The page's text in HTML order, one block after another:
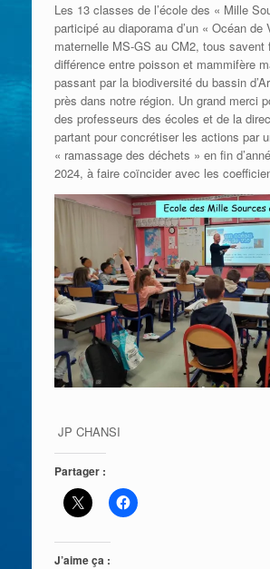
Les 13 classes de l’école des « Mille
participé au diaporama d’un « Océan de
maternelle MS-GS au CM2, tous savent
différence entre poisson et mammifère
passant par la biodiversité du bassin
près dans notre région. Un grand merci
des professeurs des écoles et de la
partant pour concrétiser les actions par
« ramassage des déchets » en fin
2024, à faire coïncider avec les
JP CHANSI
Partager :
J’aime ça :